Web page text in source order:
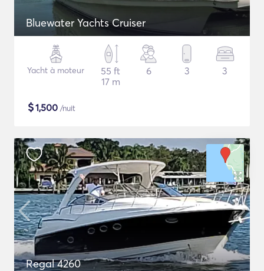
Bluewater Yachts Cruiser
Yacht à moteur
55 ft
17 m
6 3 3
$1,500 /nuit
Regal 4260